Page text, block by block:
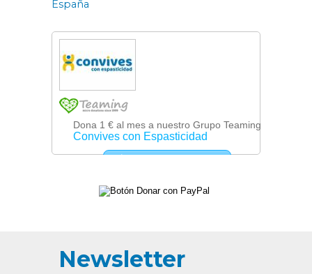
España
Newsletter